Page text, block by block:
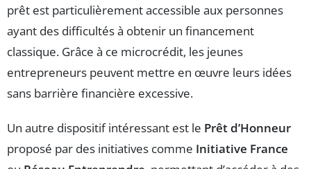
prêt est particulièrement accessible aux personnes
ayant des difficultés à obtenir un financement
classique. Grâce à ce microcrédit, les jeunes
entrepreneurs peuvent mettre en œuvre leurs idées
sans barrière financière excessive.
Un autre dispositif intéressant est le Prêt d’Honneur
proposé par des initiatives comme Initiative France